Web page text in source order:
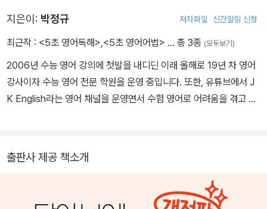
지은이: 박정규 저자파일 신간알림 신청
최근작 : <5초 영어독해>,<5초 영어어법> … 총 3종 (모두보기)
2006년 수능 영어 강의에 첫발을 내디딘 이래 올해로 19년 차 영어
강사이자 수능 영어 전문 학원을 운영 중입니다. 또한, 유튜브에서 J
K English라는 영어 채널을 운영면서 수험 영어로 어려움을 겪고 있
비용뿐 아니라 시간과 노력에 대한 효율도 포함하고 있습니다. 고액
의 비용과 넘는 시간, 엄청난 노력을 투여한다면 수험 영어에서 원하
는 성적을 못 받을 학생은 없습니다. 그러기에 그 어떤 강의보다 수험
출판사 제공 책소개